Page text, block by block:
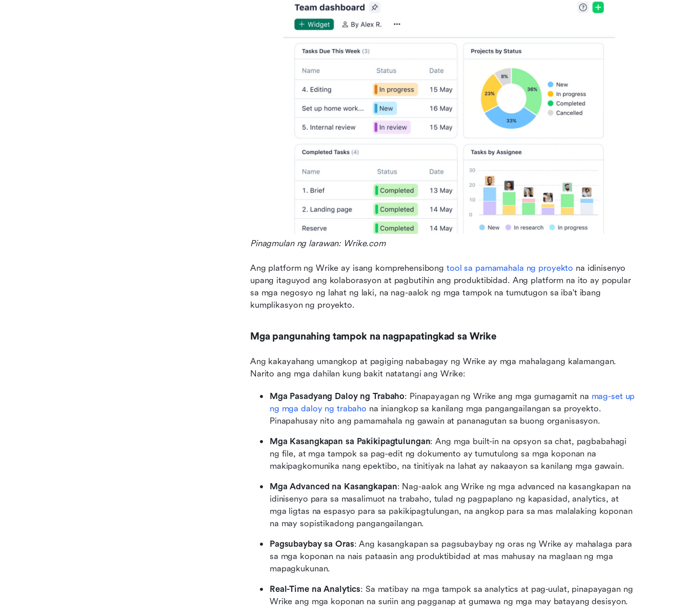
Pinagmulan ng larawan: Wrike.com
Ang platform ng Wrike ay isang komprehensibong tool sa pamamahala ng proyekto na idinisenyo
upang itaguyod ang kolaborasyon at pagbutihin ang produktibidad. Ang platform na ito ay popular
sa mga negosyo ng lahat ng laki, na nag-aalok ng mga tampok na tumutugon sa iba't ibang
kumplikasyon ng proyekto.
Mga pangunahing tampok na nagpapatingkad sa Wrike
Ang kakayahang umangkop at pagiging nababagay ng Wrike ay mga mahalagang kalamangan.
Narito ang mga dahilan kung bakit natatangi ang Wrike:
Mga Pasadyang Daloy ng Trabaho: Pinapayagan ng Wrike ang mga gumagamit na mag-set up
ng mga daloy ng trabaho na iniangkop sa kanilang mga pangangailangan sa proyekto.
Pinapahusay nito ang pamamahala ng gawain at pananagutan sa buong organisasyon.
Mga Kasangkapan sa Pakikipagtulungan: Ang mga built-in na opsyon sa chat, pagbabahagi
ng file, at mga tampok sa pag-edit ng dokumento ay tumutulong sa mga koponan na
makipagkomunika nang epektibo, na tinitiyak na lahat ay nakaayon sa kanilang mga gawain.
Mga Advanced na Kasangkapan: Nag-aalok ang Wrike ng mga advanced na kasangkapan na
idinisenyo para sa masalimuot na trabaho, tulad ng pagpaplano ng kapasidad, analytics, at
mga ligtas na espasyo para sa pakikipagtulungan, na angkop para sa mas malalaking koponan
na may sopistikadong pangangailangan.
Pagsubaybay sa Oras: Ang kasangkapan sa pagsubaybay ng oras ng Wrike ay mahalaga para
sa mga koponan na nais pataasin ang produktibidad at mas mahusay na maglaan ng mga
mapagkukunan.
Real-Time na Analytics: Sa matibay na mga tampok sa analytics at pag-uulat, pinapayagan ng
Wrike ang mga koponan na suriin ang pagganap at gumawa ng mga may batayang desisyon.